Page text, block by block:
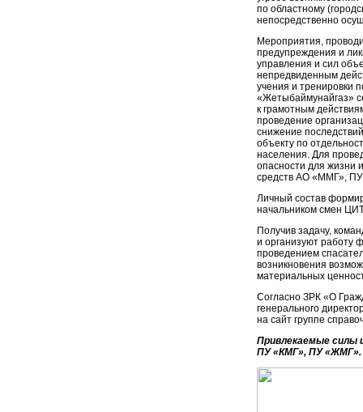
по областному
непосредственно
Мероприятия,
предупреждения и
управления и сил
непредвиденным
учения и тренировки
«Жетыбаймунайгаз»
к грамотным
проведение
снижение
объекту по
населения. Для
опасности для жизни
средств АО «ММГ»,
Личный состав
начальником смен
Получив задачу,
и организуют работу
проведением
возникновения
материальных
Согласно ЗРК «О
генерального
на сайт группе
Привлекаемые силы
ПУ «КМГ», ПУ «ЖМГ».